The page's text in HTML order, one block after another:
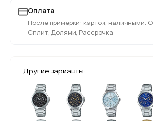
Оплата
После примерки: картой, наличными.
Сплит, Долями, Рассрочка
Другие варианты: